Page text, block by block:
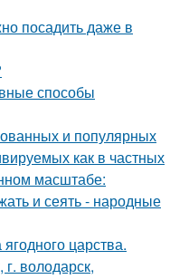
посадить даже в
способы
и популярных
как в частных
масштабе:
и сеять - народные
царства.
володарск,